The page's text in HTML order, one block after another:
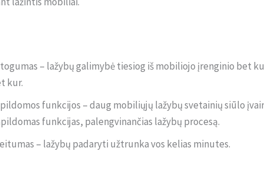
– lažybų galimybė tiesiog iš mobiliojo įrenginio bet
kur.
funkcijos – daug mobiliųjų lažybų svetainių siūlo
funkcijas, palengvinančias lažybų procesą.
– lažybų padaryti užtrunka vos kelias minutes.